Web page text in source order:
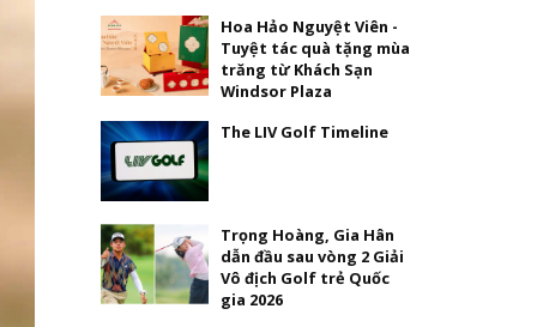
Hoa Hảo Nguyệt Viên -
Tuyệt tác quà tặng mùa
trăng từ Khách Sạn
Windsor Plaza
The LIV Golf Timeline
Trọng Hoàng, Gia Hân
dẫn đầu sau vòng 2 Giải
Vô địch Golf trẻ Quốc
gia 2026